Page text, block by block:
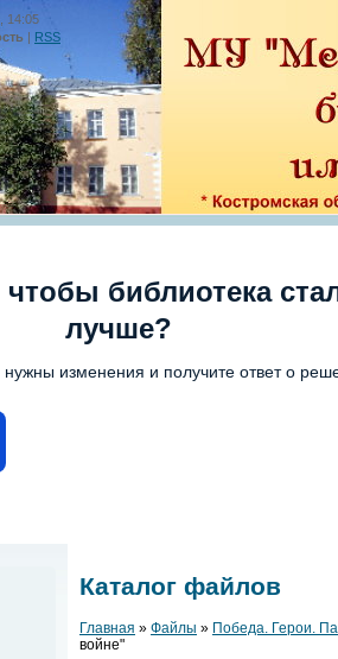
14:05
| RSS
чтобы библиотека
лучше?
изменения и получите ответ о
Каталог файлов
Главная » Файлы » Победа. Герои.
войне"